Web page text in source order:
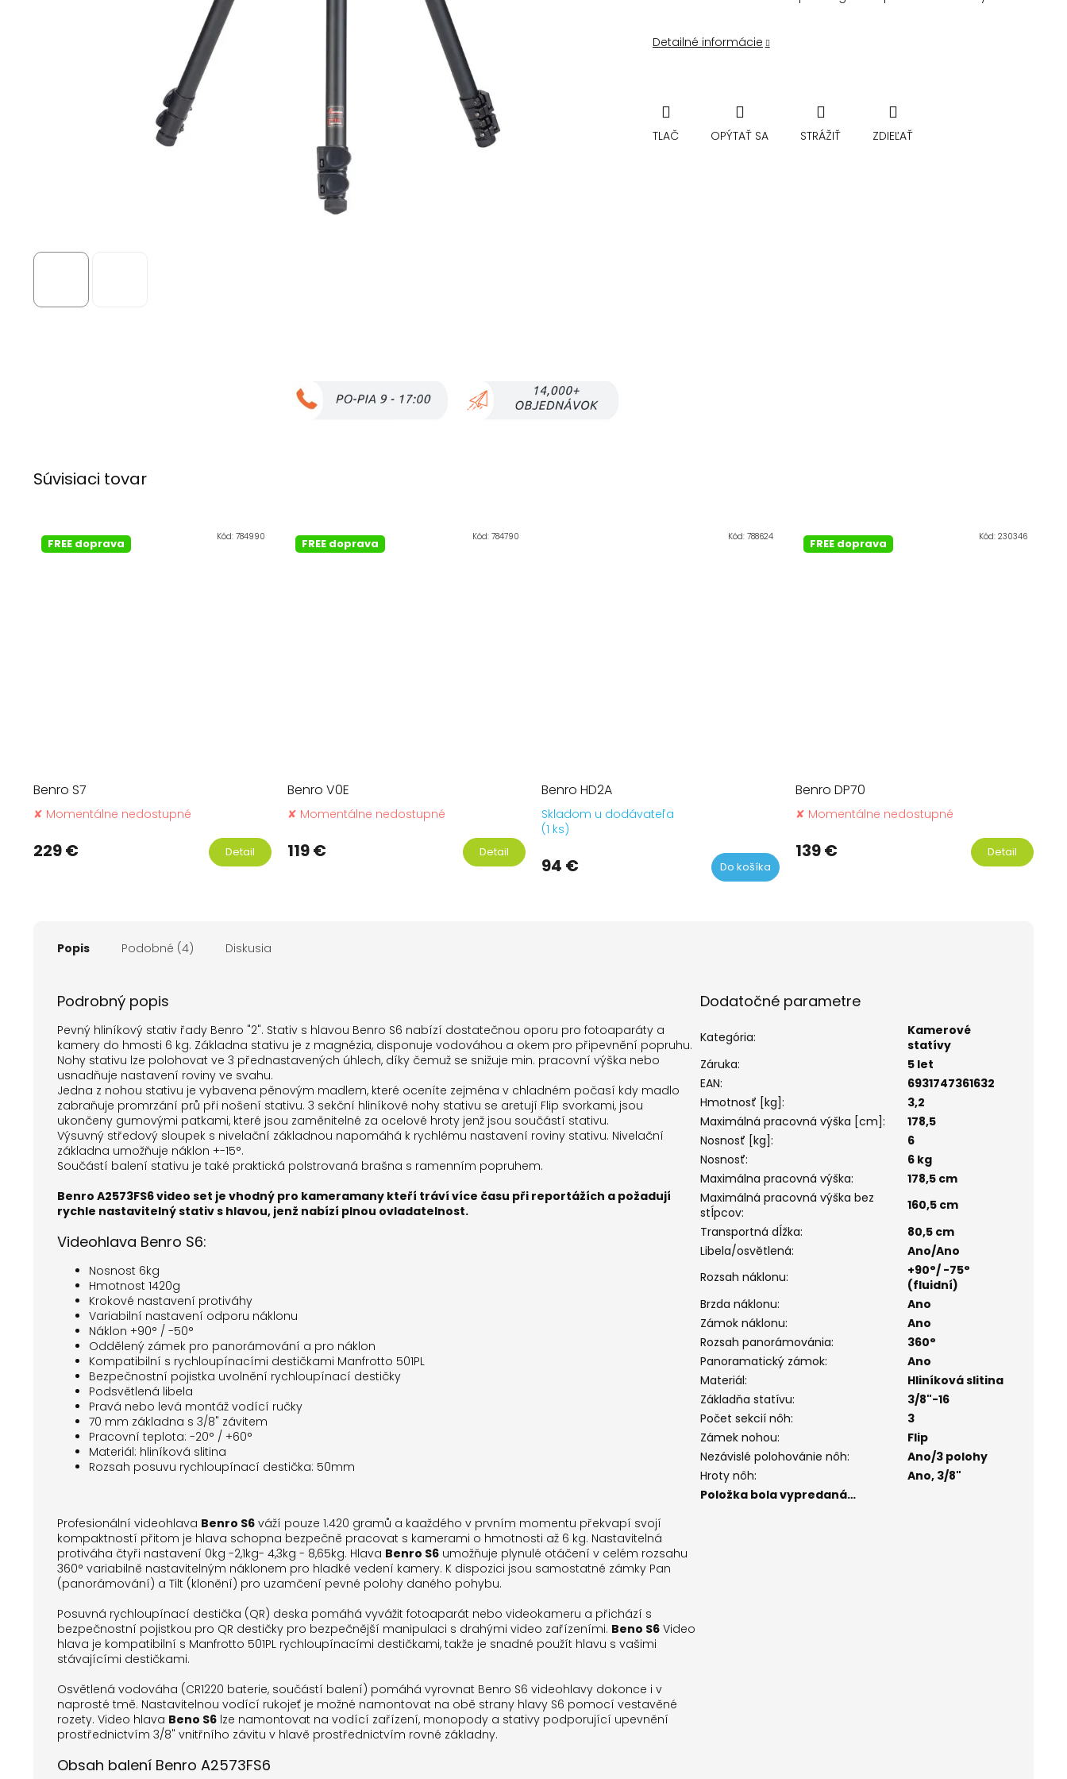
Detailné informácie
TLAČ OPÝTAŤ SA STRÁŽIŤ ZDIEĽAŤ
Súvisiaci tovar
FREE doprava
Benro S7
✘ Momentálne nedostupné
229 € Detail
Kód: 784990 FREE doprava
Benro V0E
✘ Momentálne nedostupné
119 € Detail
Kód: 784790
Benro HD2A
produktu
Skladom u dodávateľa
(1 ks)
94 € Do košíka
Kód: 788624 FREE doprava
Benro DP70
✘ Momentálne nedostupné
139 € Detail
Kód: 230346
Popis Podobné (4) Diskusia
Podrobný popis
Pevný hliníkový stativ řady Benro "2". Stativ s hlavou Benro S6 nabízí dostatečnou oporu pro fotoaparáty a
kamery do hmosti 6 kg. Základna stativu je z magnézia, disponuje vodováhou a okem pro připevnění popruhu.
Nohy stativu lze polohovat ve 3 přednastavených úhlech, díky čemuž se snižuje min. pracovní výška nebo
usnadňuje nastavení roviny ve svahu.
Jedna z nohou stativu je vybavena pěnovým madlem, které oceníte zejména v chladném počasí kdy madlo
zabraňuje promrzání prů při nošení stativu. 3 sekční hliníkové nohy stativu se aretují Flip svorkami, jsou
ukončeny gumovými patkami, které jsou zaměnitelné za ocelové hroty jenž jsou součástí stativu.
Výsuvný středový sloupek s nivelační základnou napomáhá k rychlému nastavení roviny stativu. Nivelační
základna umožňuje náklon +-15°.
Součástí balení stativu je také praktická polstrovaná brašna s ramenním popruhem.
Benro A2573FS6 video set je vhodný pro kameramany kteří tráví více času při reportážích a požadují
rychle nastavitelný stativ s hlavou, jenž nabízí plnou ovladatelnost.
Videohlava Benro S6:
Nosnost 6kg
Hmotnost 1420g
Krokové nastavení protiváhy
Variabilní nastavení odporu náklonu
Náklon +90° / -50°
Oddělený zámek pro panorámování a pro náklon
Kompatibilní s rychloupínacími destičkami Manfrotto 501PL
Bezpečnostní pojistka uvolnění rychloupínací destičky
Podsvětlená libela
Pravá nebo levá montáž vodící ručky
70 mm základna s 3/8" závitem
Pracovní teplota: -20° / +60°
Materiál: hliníková slitina
Rozsah posuvu rychloupínací destička: 50mm
Profesionální videohlava Benro S6 váží pouze 1.420 gramů a kaaždého v prvním momentu překvapí svojí
kompaktností přitom je hlava schopna bezpečně pracovat s kamerami o hmotnosti až 6 kg. Nastavitelná
protiváha čtyři nastavení 0kg -2,1kg- 4,3kg - 8,65kg. Hlava Benro S6 umožňuje plynulé otáčení v celém rozsahu
360° variabilně nastavitelným náklonem pro hladké vedení kamery. K dispozici jsou samostatné zámky Pan
(panorámování) a Tilt (klonění) pro uzamčení pevné polohy daného pohybu.
Posuvná rychloupínací destička (QR) deska pomáhá vyvážit fotoaparát nebo videokameru a přichází s
bezpečnostní pojistkou pro QR destičky pro bezpečnější manipulaci s drahými video zařízeními. Beno S6 Video
hlava je kompatibilní s Manfrotto 501PL rychloupínacími destičkami, takže je snadné použít hlavu s vašimi
stávajícími destičkami.
Osvětlená vodováha (CR1220 baterie, součástí balení) pomáhá vyrovnat Benro S6 videohlavy dokonce i v
naprosté tmě. Nastavitelnou vodící rukojeť je možné namontovat na obě strany hlavy S6 pomocí vestavěné
rozety. Video hlava Beno S6 lze namontovat na vodící zařízení, monopody a stativy podporující upevnění
prostřednictvím 3/8" vnitřního závitu v hlavě prostřednictvím rovné základny.
Obsah balení Benro A2573FS6
Dodatočné parametre
Kategória:
Kamerové
statívy
Záruka:
5 let
EAN:
6931747361632
Hmotnosť [kg]:
3,2
Maximálná pracovná výška [cm]:
178,5
Nosnosť [kg]:
6
Nosnosť:
6 kg
Maximálna pracovná výška:
178,5 cm
Maximálná pracovná výška bez
stĺpcov:
160,5 cm
Transportná dĺžka:
80,5 cm
Libela/osvětlená:
Ano/Ano
Rozsah náklonu:
+90°/ -75°
(fluidní)
Brzda náklonu:
Ano
Zámok náklonu:
Ano
Rozsah panorámovánia:
360°
Panoramatický zámok:
Ano
Materiál:
Hliníková slitina
Základňa statívu:
3/8"-16
Počet sekcií nôh:
3
Zámek nohou:
Flip
Nezávislé polohovánie nôh:
Ano/3 polohy
Hroty nôh:
Ano, 3/8"
Položka bola vypredaná…